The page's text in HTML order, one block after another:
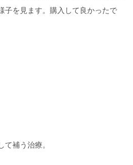
子を見ます。購入して良かったで
補う治療。